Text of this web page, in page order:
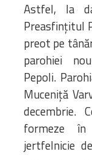
Astfel, la
Preasfinţitul
preot pe
parohiei
Pepoli.
Muceniță
decembrie.
formeze
jertfelnicie